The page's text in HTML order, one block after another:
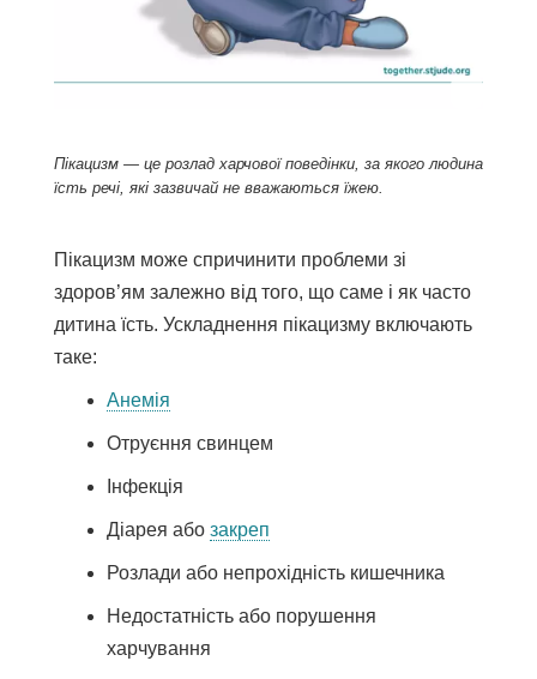
Пікацизм — це розлад харчової поведінки, за якого людина
їсть речі, які зазвичай не вважаються їжею.
Пікацизм може спричинити проблеми зі
здоров’ям залежно від того, що саме і як часто
дитина їсть. Ускладнення пікацизму включають
таке:
Анемія
Отруєння свинцем
Інфекція
Діарея або закреп
Розлади або непрохідність кишечника
Недостатність або порушення
харчування